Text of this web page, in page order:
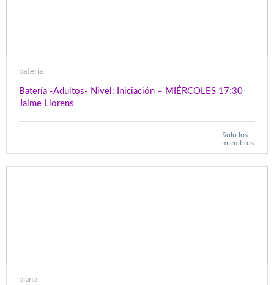
batería
Batería -Adultos- Nivel: Iniciación – MIÉRCOLES 17:30
Jaime Llorens
Solo los
miembros
piano